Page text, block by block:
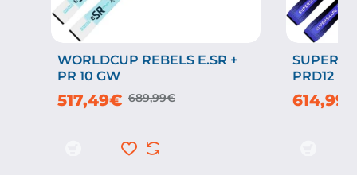
-25%
WORLDCUP REBELS E.SR +
PR 10 GW
517,49€ 689,99€
-25%
PRD12